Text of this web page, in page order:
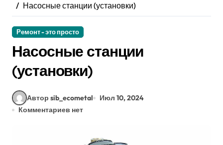
Насосные станции (установки)
Ремонт - это просто
Насосные станции
(установки)
Автор sib_ecometal
Июл 10, 2024
Комментариев нет